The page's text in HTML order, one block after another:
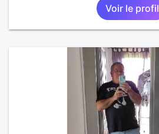
Voir le profil